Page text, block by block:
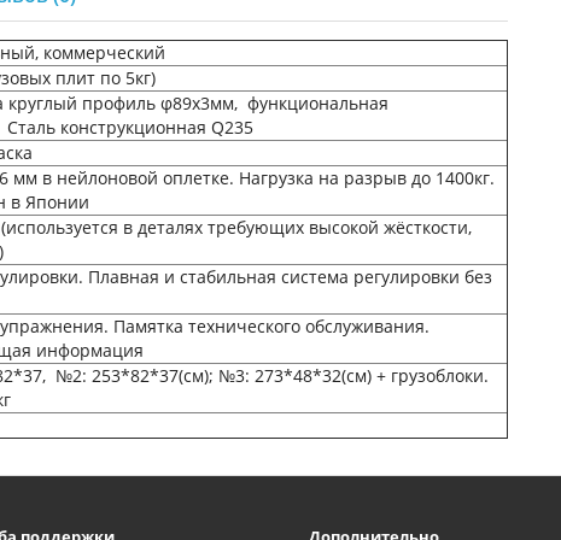
коммерческий
плит по 5кг)
круглый профиль φ89х3мм, функциональная
конструкционная Q235
мм в нейлоновой оплетке. Нагрузка на разрыв до 1400кг.
в Японии
в деталях требующих высокой жёсткости,
Плавная и стабильная система регулировки без
Памятка технического обслуживания.
информация
№2: 253*82*37(см); №3: 273*48*32(см) + грузоблоки.